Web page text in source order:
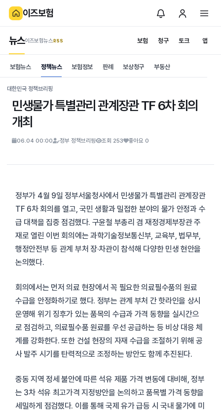
이즈보험
보험 청구
뉴스이즈보험뉴스.RSS 토크 앱
is보험
News
보험뉴스 정책뉴스 보험정보 판례 보상청구 부동산
대한민국 정책브리핑
민생물가 특별관리 관계장관 TF 6차 회의
개최
06.04 00:00 정부 정책브리핑 조회 253 좋아요 0
정부가 4월 9일 정부서울청사에서 민생물가 특별관리 관계장관
TF 6차 회의를 열고, 국민 생활과 밀접한 분야의 물가 안정과 수
급 대책을 집중 점검했다. 구윤철 부총리 겸 재정경제부장관 주
재로 열린 이번 회의에는 과학기술정보통신부, 교육부, 법무부,
행정안전부 등 관계 부처 장·차관이 참석해 다양한 민생 현안을
논의했다.
회의에서는 먼저 의료 현장에서 꼭 필요한 의료필수품의 원료
수급을 안정화하기로 했다. 정부는 관계 부처 간 핫라인을 상시
운영해 위기 징후가 있는 품목의 수급과 가격 동향을 실시간으
로 점검하고, 의료필수품 원료를 우선 공급하는 등 비상 대응 체
계를 강화한다. 또한 건설 현장의 자재 수급을 조절하기 위해 공
사 발주 시기를 탄력적으로 조정하는 방안도 함께 추진된다.
중동 지역 정세 불안에 따른 석유 제품 가격 변동에 대비해, 정부
는 3차 석유 최고가격 지정방안을 논의하고 품목별 가격 동향을
세밀하게 점검했다. 이를 통해 국제 유가 급등 시 국내 물가에 미